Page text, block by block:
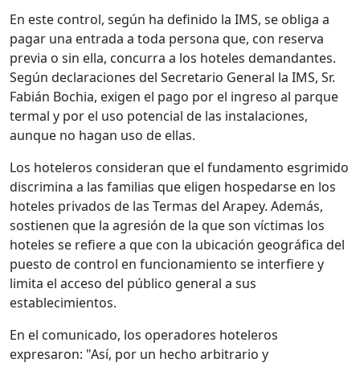
En este control, según ha definido la IMS, se obliga a
pagar una entrada a toda persona que, con reserva
previa o sin ella, concurra a los hoteles demandantes.
Según declaraciones del Secretario General la IMS, Sr.
Fabián Bochia, exigen el pago por el ingreso al parque
termal y por el uso potencial de las instalaciones,
aunque no hagan uso de ellas.
Los hoteleros consideran que el fundamento esgrimido
discrimina a las familias que eligen hospedarse en los
hoteles privados de las Termas del Arapey. Además,
sostienen que la agresión de la que son víctimas los
hoteles se refiere a que con la ubicación geográfica del
puesto de control en funcionamiento se interfiere y
limita el acceso del público general a sus
establecimientos.
En el comunicado, los operadores hoteleros
expresaron: "Así, por un hecho arbitrario y